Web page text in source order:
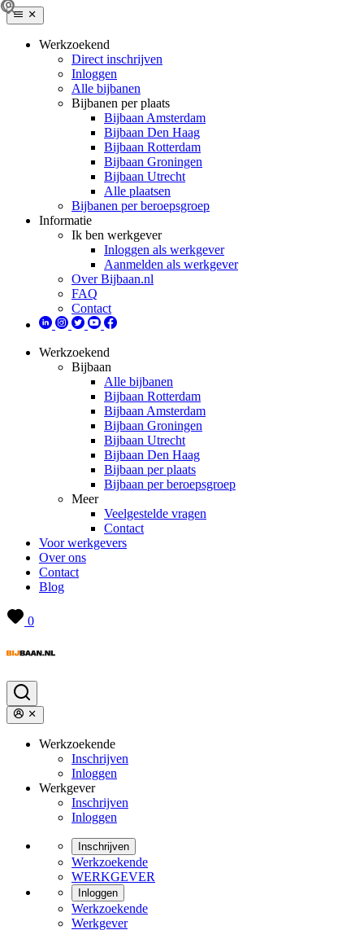
Werkzoekend
Direct inschrijven
Inloggen
Alle bijbanen
Bijbanen per plaats
Bijbaan Amsterdam
Bijbaan Den Haag
Bijbaan Rotterdam
Bijbaan Groningen
Bijbaan Utrecht
Alle plaatsen
Bijbanen per beroepsgroep
Informatie
Ik ben werkgever
Inloggen als werkgever
Aanmelden als werkgever
Over Bijbaan.nl
FAQ
Contact
Werkzoekend
Bijbaan
Alle bijbanen
Bijbaan Rotterdam
Bijbaan Amsterdam
Bijbaan Groningen
Bijbaan Utrecht
Bijbaan Den Haag
Bijbaan per plaats
Bijbaan per beroepsgroep
Meer
Veelgestelde vragen
Contact
Voor werkgevers
Over ons
Contact
Blog
0
Werkzoekende
Inschrijven
Inloggen
Werkgever
Inschrijven
Inloggen
Inschrijven
Werkzoekende
WERKGEVER
Inloggen
Werkzoekende
Werkgever